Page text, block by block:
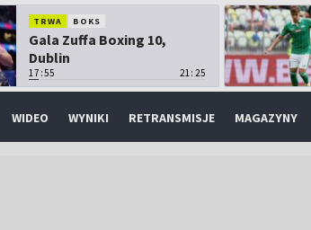
TRWA BOKS
Gala Zuffa Boxing 10,
Dublin
17:55 21:25
WIDEO WYNIKI RETRANSMISJE MAGAZYNY